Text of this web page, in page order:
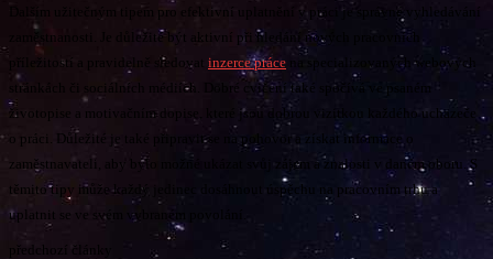
Dalším užitečným tipem pro efektivní uplatnění v práci je správné vyhledávání
zaměstnanosti. Je důležité být aktivní při hledání nových pracovních
příležitostí a pravidelně sledovat inzerce práce na specializovaných webových
stránkách či sociálních médiích. Dobré cvičení také spočívá ve psaném
životopise a motivačním dopise, které jsou dobrou vizitkou každého uchazeče
o práci. Důležité je také připravit se na pohovor a získat informace o
zaměstnavateli, aby bylo možné ukázat svůj zájem a znalosti v daném oboru. S
těmito tipy může každý jedinec dosáhnout úspěchu na pracovním trhu a
uplatnit se ve svém vybraném povolání.
předchozí články